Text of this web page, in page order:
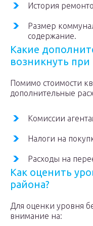
История
Размер
содержание.
Какие
возникнуть при
Помимо стоимости
дополнительные
Комиссии
Налоги на
Расходы на
Как оценить
района?
Для оценки уровня
внимание на: